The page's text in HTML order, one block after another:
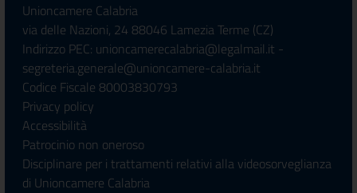
Unioncamere Calabria
via delle Nazioni, 24 88046 Lamezia Terme (CZ)
Indirizzo PEC: unioncamerecalabria@legalmail.it -
segreteria.generale@unioncamere-calabria.it
Codice Fiscale 80003830793
Privacy policy
Accessibilità
Patrocinio non oneroso
Disciplinare per i trattamenti relativi alla videosorveglianza
di Unioncamere Calabria